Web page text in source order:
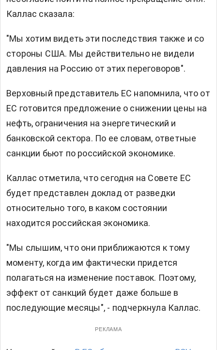
Каллас сказала:
"Мы хотим видеть эти последствия также и со
стороны США. Мы действительно не видели
давления на Россию от этих переговоров".
Верховный представитель ЕС напомнила, что от
ЕС готовится предложение о снижении цены на
нефть, ограничения на энергетический и
банковской сектора. По ее словам, ответные
санкции бьют по российской экономике.
Каллас отметила, что сегодня на Совете ЕС
будет представлен доклад от разведки
относительно того, в каком состоянии
находится российская экономика.
"Мы слышим, что они приближаются к тому
моменту, когда им фактически придется
полагаться на изменение поставок. Поэтому,
эффект от санкций будет даже больше в
последующие месяцы", - подчеркнула Каллас.
РЕКЛАМА